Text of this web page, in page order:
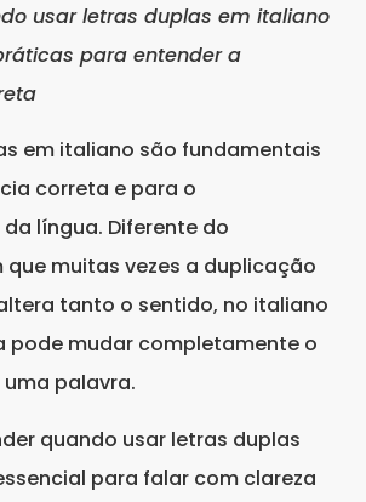
usar letras duplas em italiano
para entender a
em italiano são fundamentais
correta e para o
língua. Diferente do
que muitas vezes a duplicação
tanto o sentido, no italiano
pode mudar completamente o
palavra.
quando usar letras duplas
para falar com clareza